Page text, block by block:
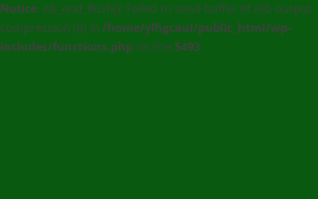
:
Agence
de
Notice: ob_end_flush(): Failed to send buffer of zlib output
compression (0) in /home/ylhgcaui/public_html/wp-
includes/functions.php on line 5493